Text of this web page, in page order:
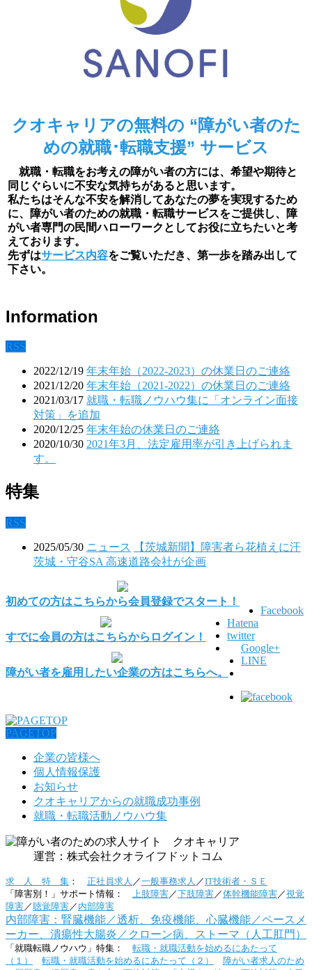
クオキャリアの無料の “障がい者のた
めの就職･転職支援” サービス
就職・転職をお考えの障がい者の方には、希望や期待と
同じぐらいに不安な気持ちがあると思います。
私たちはそんな不安を解消してあなたの夢を実現するため
に、障がい者のための就職・転職サービスをご提供し、障
がい者専門の民間ハローワークとしてお役に立ちたいと考
えております。
先ずはサービス内容をご覧いただき、第一歩を踏み出して
下さい。
Information
RSS
2022/12/19 年末年始（2022-2023）の休業日のご連絡
2021/12/20 年末年始（2021-2022）の休業日のご連絡
2021/03/17 就職・転職ノウハウ集に「オンライン面接
対策」を追加
2020/12/25 年末年始の休業日のご連絡
2020/10/30 2021年3月、法定雇用率が引き上げられま
す。
特集
RSS
2025/05/30 ニュース
【茨城新聞】障害者ら花植えに汗
茨城・守谷SA 高速道路会社が企画
初めての方はこちらから会員登録でスタート！
すでに会員の方はこちらからログイン！
障がい者を雇用したい企業の方はこちらへ。
Facebook
Hatena
twitter
Google+
LINE
PAGETOP
企業の皆様へ
個人情報保護
お知らせ
クオキャリアからの就職成功事例
就職・転職活動ノウハウ集
運営：株式会社クオライフドットコム
求 人 特 集 ： 正社員求人 ／一般事務求人 ／IT技術者・ＳＥ
「障害別！」サポート情報：
上肢障害 ／下肢障害 ／体幹機能障害 ／視覚
障害 ／聴覚障害 ／ 内部障害
内部障害：腎臓機能／透析、免疫機能、心臓機能／ペースメ
ーカー、潰瘍性大腸炎／クローン病、ストーマ（人工肛門）
「就職転職ノウハウ」特集： 転職・就職活動を始めるにあたって
（１）
転職・就職活動を始めるにあたって（２）
障がい者求人のため